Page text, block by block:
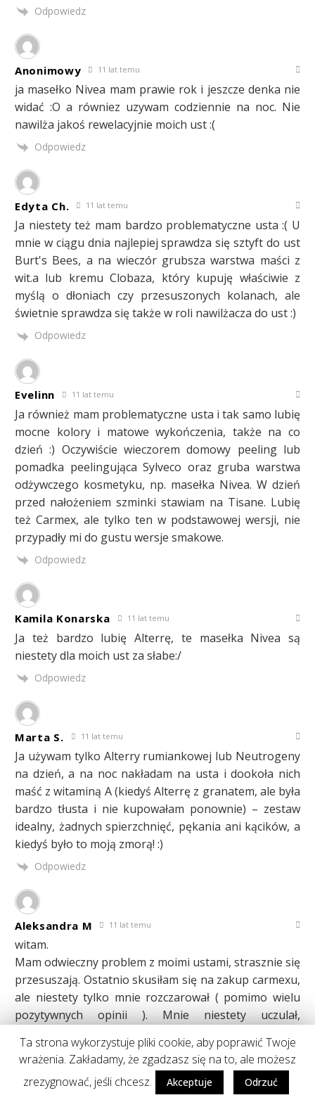
Odpowiedz
Anonimowy 11 lat temu
ja masełko Nivea mam prawie rok i jeszcze denka nie
widać :O a równiez uzywam codziennie na noc. Nie
nawilża jakoś rewelacyjnie moich ust :(
Odpowiedz
Edyta Ch. 11 lat temu
Ja niestety też mam bardzo problematyczne usta :( U
mnie w ciągu dnia najlepiej sprawdza się sztyft do ust
Burt's Bees, a na wieczór grubsza warstwa maści z
wit.a lub kremu Clobaza, który kupuję właściwie z
myślą o dłoniach czy przesuszonych kolanach, ale
świetnie sprawdza się także w roli nawilżacza do ust :)
Odpowiedz
Evelinn 11 lat temu
Ja również mam problematyczne usta i tak samo lubię
mocne kolory i matowe wykończenia, także na co
dzień :) Oczywiście wieczorem domowy peeling lub
pomadka peelingująca Sylveco oraz gruba warstwa
odżywczego kosmetyku, np. masełka Nivea. W dzień
przed nałożeniem szminki stawiam na Tisane. Lubię
też Carmex, ale tylko ten w podstawowej wersji, nie
przypadły mi do gustu wersje smakowe.
Odpowiedz
Kamila Konarska 11 lat temu
Ja też bardzo lubię Alterrę, te masełka Nivea są
niestety dla moich ust za słabe:/
Odpowiedz
Marta S. 11 lat temu
Ja używam tylko Alterry rumiankowej lub Neutrogeny
na dzień, a na noc nakładam na usta i dookoła nich
maść z witaminą A (kiedyś Alterrę z granatem, ale była
bardzo tłusta i nie kupowałam ponownie) – zestaw
idealny, żadnych spierzchnięć, pękania ani kącików, a
kiedyś było to moją zmorą! :)
Odpowiedz
Aleksandra M 11 lat temu
witam.
Mam odwieczny problem z moimi ustami, strasznie się
przesuszają. Ostatnio skusiłam się na zakup carmexu,
ale niestety tylko mnie rozczarował ( pomimo wielu
pozytywnych opinii ). Mnie niestety uczulał,
odstawiłam problem się skończył. Zamiennie kupiłam
wazelinę poziomkową z Flos-Leku. Ta wazelina
spisuje się świetnie. Natomiast na wieczór stosuję
Ta strona wykorzystuje pliki cookie, aby poprawić Twoje
wrażenia. Zakładamy, że zgadzasz się na to, ale możesz
zrezygnować, jeśli chcesz.
Akceptuje Odrzuć